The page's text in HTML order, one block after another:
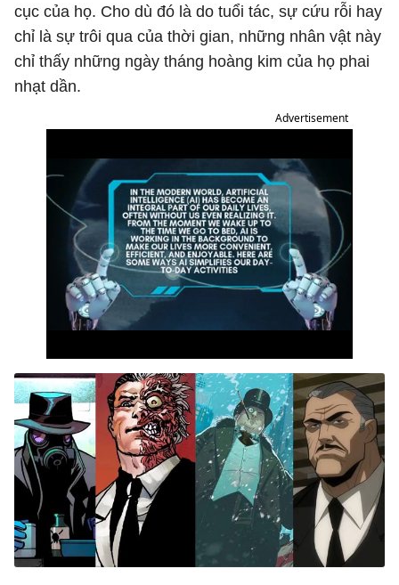
cục của họ. Cho dù đó là do tuổi tác, sự cứu rỗi hay
chỉ là sự trôi qua của thời gian, những nhân vật này
chỉ thấy những ngày tháng hoàng kim của họ phai
nhạt dần.
Advertisement